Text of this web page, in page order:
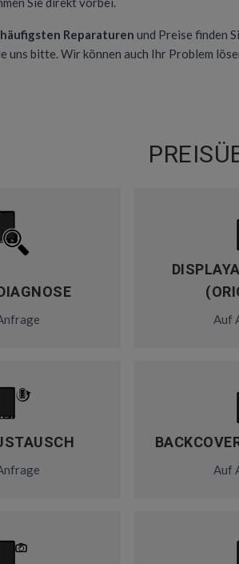
Reparaturen und Preise finden
uns bitte. Wir können auch Ihr Problem
Auf
Auf